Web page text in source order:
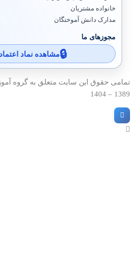
خانواده مشتریان
مدارک دانش آموختگان
مجوزهای ما
مشاهده نماد
تمامی حقوق این سایت متعلق به گروه
1389 – 1404